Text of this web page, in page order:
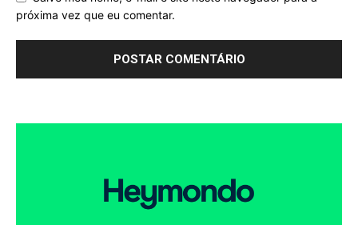
próxima vez que eu comentar.